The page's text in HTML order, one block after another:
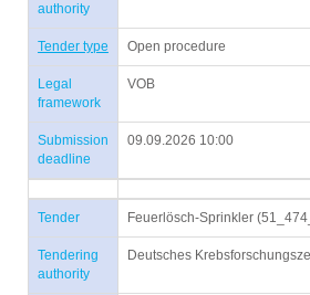
authority
Tender type Open procedure
Legal
framework
VOB
Submission
deadline
09.09.2026 10:00
Tender Feuerlösch-Sprinkler
Tendering
authority
Deutsches